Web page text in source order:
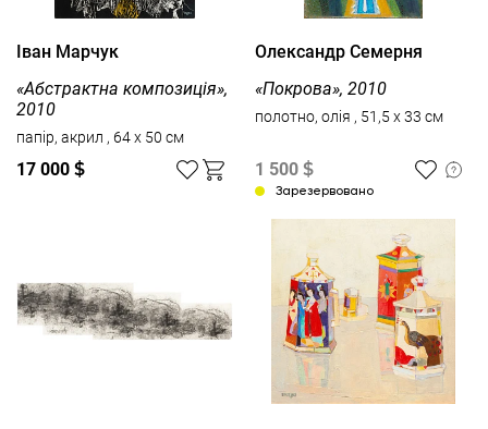
Іван Марчук
«Абстрактна композиція»,
2010
папір, акрил , 64 x 50 см
17 000 $
Олександр Семерня
«Покрова», 2010
полотно, олія , 51,5 x 33 см
1 500 $
Зарезервовано